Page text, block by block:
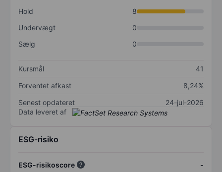
Hold
8
Undervægt
0
Sælg
0
Kursmål
41
Forventet afkast
8,24%
Senest opdateret
24-jul-2026
Data leveret af
ESG-risiko
ESG-risikoscore
-